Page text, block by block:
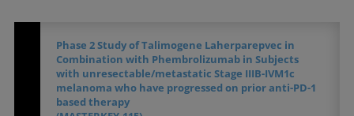
Phase 2 Study of Talimogene Laherparepvec in
Combination with Phembrolizumab in Subjects
with unresectable/metastatic Stage IIIB-IVM1c
melanoma who have progressed on prior anti-PD-1
based therapy